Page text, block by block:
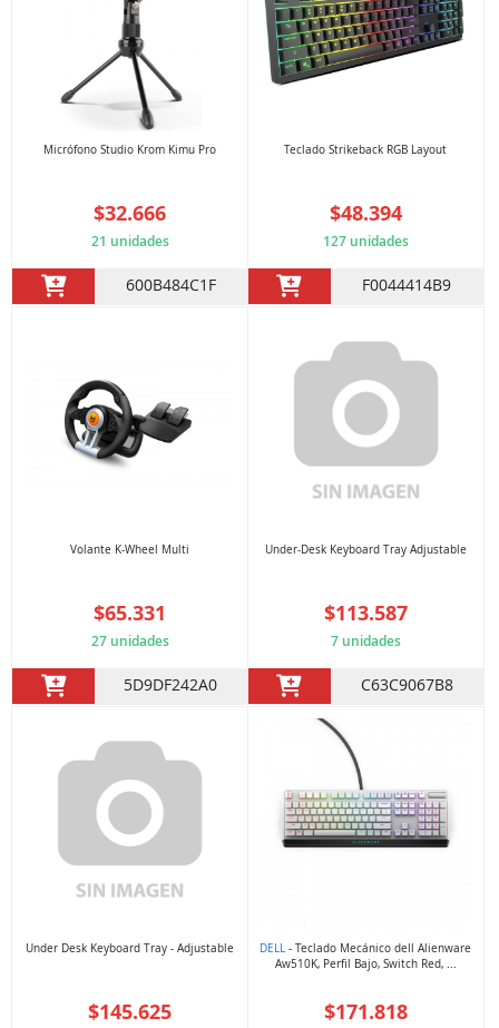
Micrófono Studio Krom Kimu Pro
$32.666
21 unidades
600B484C1F
Teclado Strikeback RGB Layout
$48.394
127 unidades
F0044414B9
Volante K-Wheel Multi
$65.331
27 unidades
5D9DF242A0
Under-Desk Keyboard Tray Adjustable
$113.587
7 unidades
C63C9067B8
Under Desk Keyboard Tray - Adjustable
$145.625
DELL - Teclado Mecánico dell Alienware
Aw510K, Perfil Bajo, Switch Red, ...
$171.818